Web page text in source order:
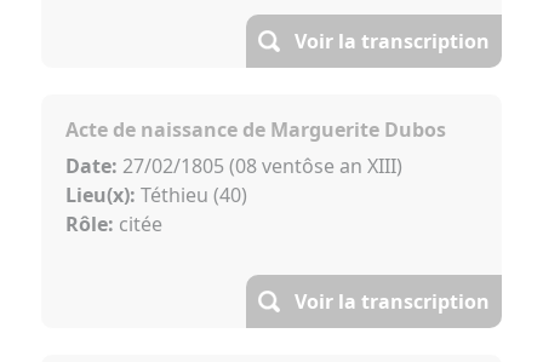
Voir la transcription
Acte de naissance de Marguerite Dubos
Date: 27/02/1805 (08 ventôse an XIII)
Lieu(x): Téthieu (40)
Rôle: citée
Voir la transcription